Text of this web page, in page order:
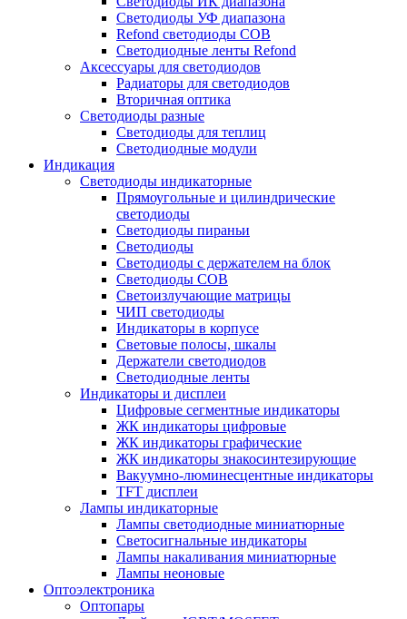
Светодиоды УФ диапазона
Refond светодиоды COB
Светодиодные ленты Refond
Аксессуары для светодиодов
Радиаторы для светодиодов
Вторичная оптика
Светодиоды разные
Светодиоды для теплиц
Светодиодные модули
Индикация
Светодиоды индикаторные
Прямоугольные и цилиндрические
светодиоды
Светодиоды пираньи
Светодиоды
Светодиоды с держателем на блок
Светодиоды COB
Светоизлучающие матрицы
ЧИП светодиоды
Индикаторы в корпусе
Световые полосы, шкалы
Держатели светодиодов
Светодиодные ленты
Индикаторы и дисплеи
Цифровые сегментные индикаторы
ЖК индикаторы цифровые
ЖК индикаторы графические
ЖК индикаторы знакосинтезирующие
Вакуумно-люминесцентные индикаторы
TFT дисплеи
Лампы индикаторные
Лампы светодиодные миниатюрные
Светосигнальные индикаторы
Лампы накаливания миниатюрные
Лампы неоновые
Оптоэлектроника
Оптопары